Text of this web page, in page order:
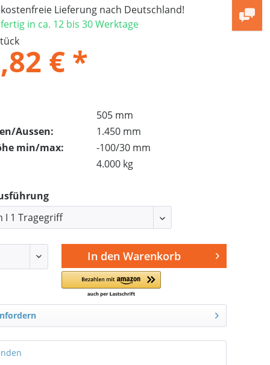
Lieferung nach Deutschland!
in ca. 12 bis 30 Werktage
€ *
505 mm
Aussen:
1.450 mm
min/max:
-100/30 mm
4.000 kg
In den Warenkorb